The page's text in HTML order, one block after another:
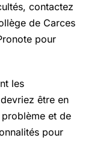
contactez
de Carces
pour
les
être en
problème et de
pour